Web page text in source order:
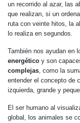
un recorrido al azar, las
que realizan, si un
ruta con veinte hitos, la
lo realiza en segundos.
También nos ayudan en
energético y son
complejas, como la
entender el concepto de
izquierda, grande y
El ser humano al
global, los animales se